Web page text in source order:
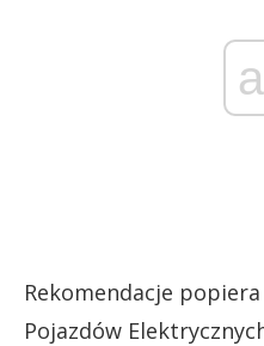
Rekomendacje
Pojazdów